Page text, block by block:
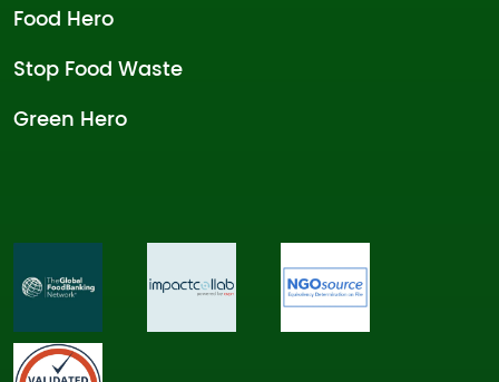
Food Hero
Stop Food Waste
Green Hero